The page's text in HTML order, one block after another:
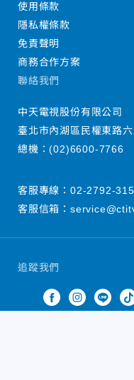
追蹤我們
使用條款
隱私權條款
免責聲明
商務合作方案
聯絡我們
中天電視股份有限公司
臺北市內湖區民權東路
總機：(02)6600-7766
客服專線： 02-2792-
客服信箱：